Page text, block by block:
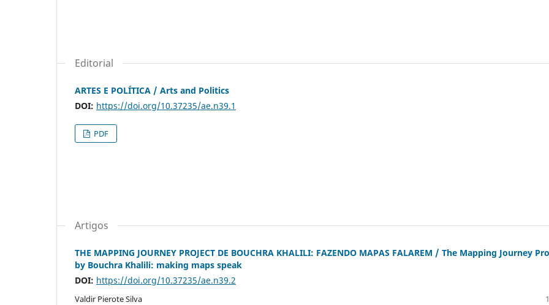
Editorial
ARTES E POLÍTICA / Arts and Politics
DOI: https://doi.org/10.37235/ae.n39.1
PDF
Artigos
THE MAPPING JOURNEY PROJECT DE BOUCHRA KHALILI: FAZENDO MAPAS FALAREM / The Mapping Journey
by Bouchra Khalili: making maps speak
DOI: https://doi.org/10.37235/ae.n39.2
Valdir Pierote Silva